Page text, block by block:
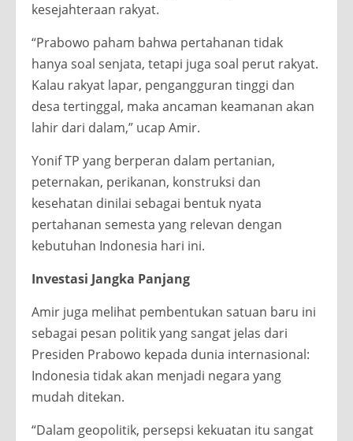
kesejahteraan rakyat.
“Prabowo paham bahwa pertahanan tidak
hanya soal senjata, tetapi juga soal perut rakyat.
Kalau rakyat lapar, pengangguran tinggi dan
desa tertinggal, maka ancaman keamanan akan
lahir dari dalam,” ucap Amir.
Yonif TP yang berperan dalam pertanian,
peternakan, perikanan, konstruksi dan
kesehatan dinilai sebagai bentuk nyata
pertahanan semesta yang relevan dengan
kebutuhan Indonesia hari ini.
Investasi Jangka Panjang
Amir juga melihat pembentukan satuan baru ini
sebagai pesan politik yang sangat jelas dari
Presiden Prabowo kepada dunia internasional:
Indonesia tidak akan menjadi negara yang
mudah ditekan.
“Dalam geopolitik, persepsi kekuatan itu sangat